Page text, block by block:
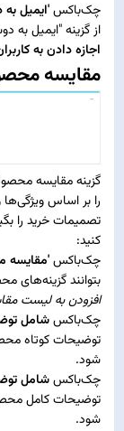
چک‌باکس'ایمیل
از گزینه "ایمیل به
اجازه دادن به
مقایسه
گزینه مقایسه
را بر اساس
تصمیمات خرید را
کنید:
چک‌باکس'مقایسه
بتوانند گزینه‌های
افزودن به لیست
چک‌باکسشامل
توضیحات کوتاه
شود.
چک‌باکسشامل
توضیحات کامل
شود.